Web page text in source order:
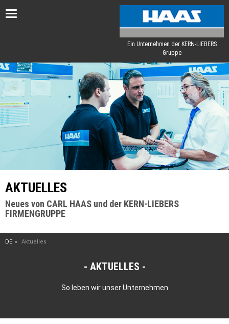
Toggle
Ein Unternehmen der KERN-LIEBERS
Gruppe
AKTUELLES
Neues von CARL HAAS und der KERN-LIEBERS
FIRMENGRUPPE
DE Aktuelles
AKTUELLES
So leben wir unser Unternehmen